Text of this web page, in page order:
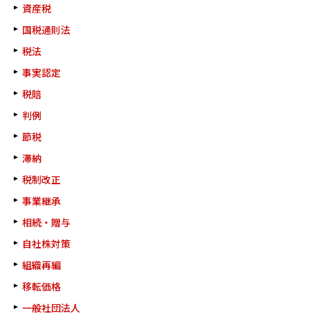
資産税
国税通則法
税法
事実認定
税賠
判例
節税
滞納
税制改正
事業継承
相続・贈与
自社株対策
組織再編
移転価格
一般社団法人